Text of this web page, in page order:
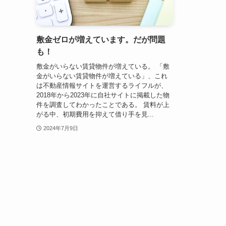
敷金ゼロが増えています。だが問題
も！
敷金がいらない賃貸物件が増えている。 「敷
金がいらない賃貸物件が増えている」、これ
は不動産情報サイトを運営するライフルが、
2018年から2023年に自社サイトに掲載した物
件を調査してわかったことである。 賃料が上
がる中、初期費用を抑えて借り手を見...
2024年7月9日